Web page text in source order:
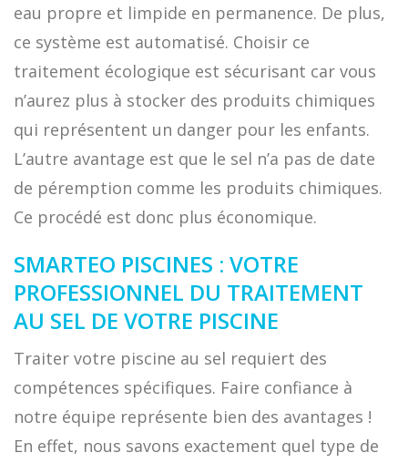
eau propre et limpide en permanence. De plus,
ce système est automatisé. Choisir ce
traitement écologique est sécurisant car vous
n’aurez plus à stocker des produits chimiques
qui représentent un danger pour les enfants.
L’autre avantage est que le sel n’a pas de date
de péremption comme les produits chimiques.
Ce procédé est donc plus économique.
SMARTEO PISCINES : VOTRE
PROFESSIONNEL DU TRAITEMENT
AU SEL DE VOTRE PISCINE
Traiter votre piscine au sel requiert des
compétences spécifiques. Faire confiance à
notre équipe représente bien des avantages !
En effet, nous savons exactement quel type de